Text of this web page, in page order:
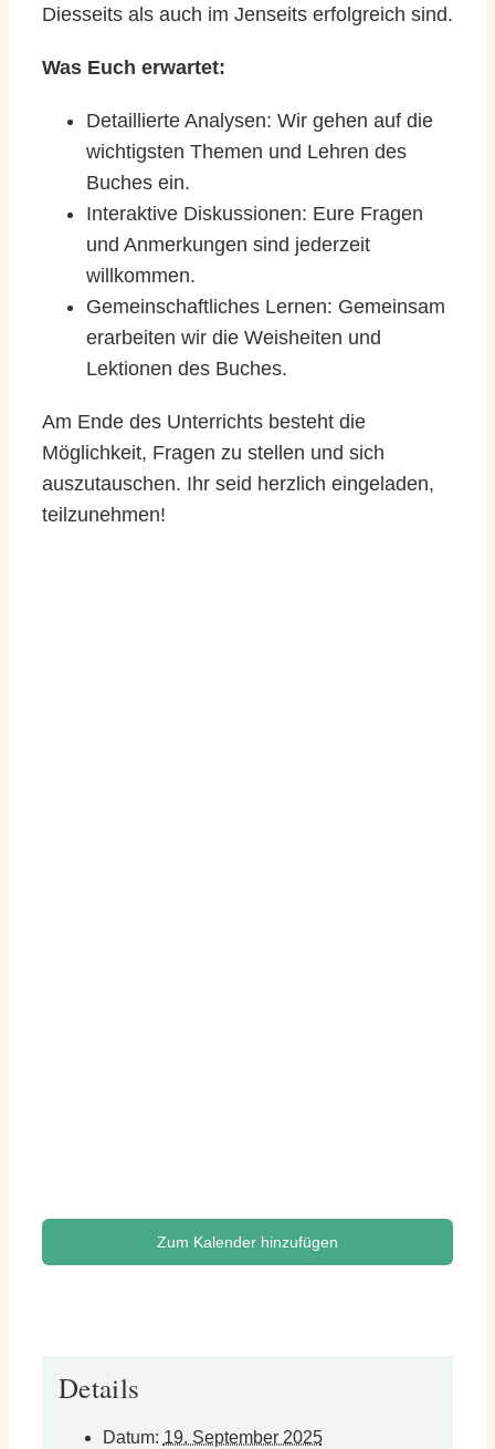
Diesseits als auch im Jenseits erfolgreich sind.
Was Euch erwartet:
Detaillierte Analysen: Wir gehen auf die
wichtigsten Themen und Lehren des
Buches ein.
Interaktive Diskussionen: Eure Fragen
und Anmerkungen sind jederzeit
willkommen.
Gemeinschaftliches Lernen: Gemeinsam
erarbeiten wir die Weisheiten und
Lektionen des Buches.
Am Ende des Unterrichts besteht die
Möglichkeit, Fragen zu stellen und sich
auszutauschen. Ihr seid herzlich eingeladen,
teilzunehmen!
Zum Kalender hinzufügen
Details
Datum: 19. September 2025